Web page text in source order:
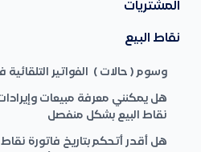
المشتريات
نقاط البيع
وسوم ( حالات ) الفواتير التلقائية
هل يمكنني معرفة مبيعات
نقاط البيع بشكل منفصل
هل أقدر أتحكم بتاريخ فاتورة نقاط